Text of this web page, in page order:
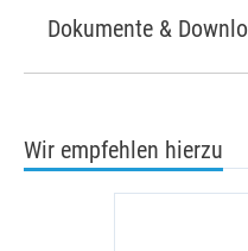
Dokumente &
Wir empfehlen hierzu